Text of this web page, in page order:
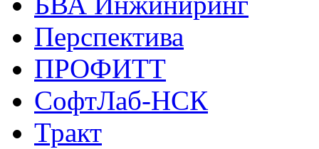
Перспектива
ПРОФИТТ
СофтЛаб-НСК
Тракт